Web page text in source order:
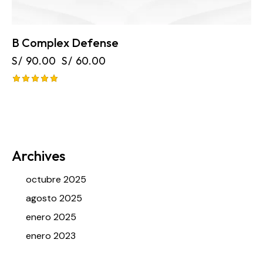
B Complex Defense
S/ 90.00 S/ 60.00
Archives
octubre 2025
agosto 2025
enero 2025
enero 2023